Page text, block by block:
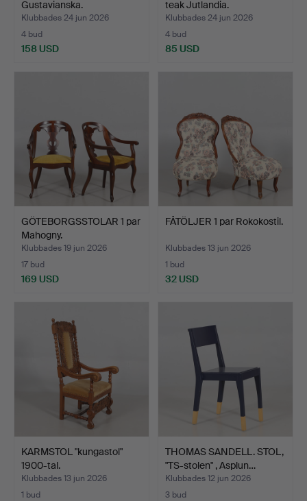
Gustavianska.
Klubbades 24 jun 2026
4 bud
158 USD
teak Jutlandia.
Klubbades 24 jun 2026
4 bud
85 USD
GÖTEBORGSSTOLAR 1 par
Mahogny.
Klubbades 19 jun 2026
17 bud
169 USD
FÅTÖLJER 1 par Rokokostil.
Klubbades 13 jun 2026
1 bud
32 USD
KARMSTOL "kungastol"
1900-tal.
Klubbades 13 jun 2026
1 bud
THOMAS SANDELL. STOL,
"TS-stolen" , Asplun…
Klubbades 12 jun 2026
3 bud